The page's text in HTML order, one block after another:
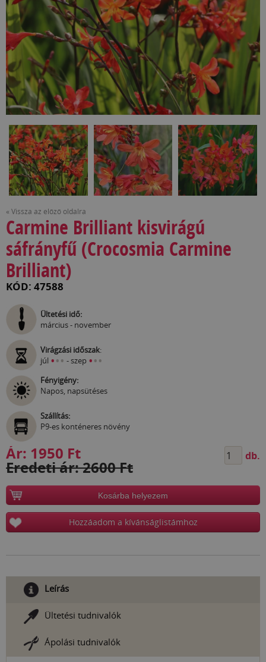
« Vissza az előző oldalra
Carmine Brilliant kisvirágú
sáfrányfű (Crocosmia Carmine
Brilliant)
KÓD: 47588
Ültetési idő:
március - november
Virágzási időszak:
júl ••• - szep •••
Fényigény:
Napos, napsütéses
Szállítás:
P9-es konténeres növény
Ár: 1950 Ft
Eredeti ár: 2600 Ft
db.
Kosárba helyezem
Hozzáadom a kívánságlistámhoz
Leírás
Ültetési tudnivalók
Ápolási tudnivalók